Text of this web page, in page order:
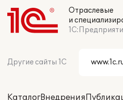
Отраслевые
и
Другие сайты 1С
КаталогВнедрения